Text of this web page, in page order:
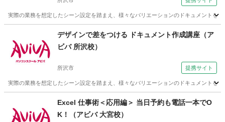
実際の業務を想定したシーン設定を踏まえ、様々なバリエーションのドキュメントを
Webデザイナー
デザインで差をつける ドキュメント作成講座（ア
ビバ 所沢校）
所沢市 提携サイト
実際の業務を想定したシーン設定を踏まえ、様々なバリエーションのドキュメントを
Webデザイナー
Excel 仕事術＜応用編＞ 当日予約も電話一本でO
K！（アビバ 大宮校）